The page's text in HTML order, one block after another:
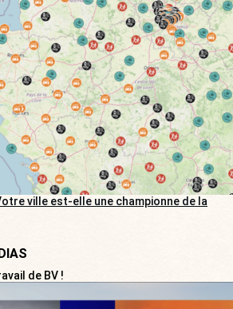
ville est-elle une championne de la
de BV !